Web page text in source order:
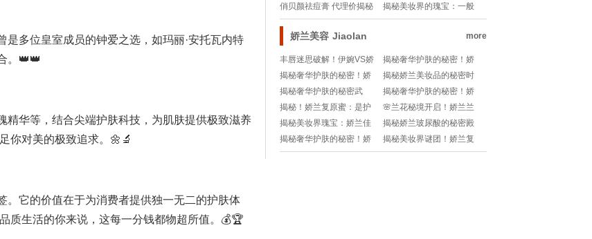
多位皇室成员的钟爱之选，如玛丽·安托瓦内特
。👑👑
精华等，结合尖端护肤科技，为肌肤提供极致滋养
你对美的极致追求。🌼🔬
。它的价值在于为消费者提供独一无二的护肤体
质生活的你来说，这每一分钱都物超所值。💰🏆
房护理新选择？!
润之王的秘密揭晓💧💖
俏贝颜祛痘膏 代理价揭秘
与商业机遇
揭秘美妆界的瑰宝：一般
化妆水，你的肌肤守护
娇兰美容 Jiaolan more
丰唇迷思破解！伊婉VS娇
兰，哪款唇膏才是你的秘
密武器？💄🔥
揭秘奢华护肤的秘密！娇
兰玻尿酸价格大揭秘💰💎
揭秘奢华护肤的秘密！娇
兰复原蜜的成分宝典💎💧
揭秘娇兰美妆品的秘密时
间线：生产日期解读指南
💎!
揭秘奢华护肤的秘密武
器：娇兰复原蜜的魔法成
分🔍!
揭秘奢华护肤的秘密！娇
兰玻尿酸价目表一览💖💰
揭秘！娇兰复原蜜：是护
肤救星还是潜在隐患？🤔
💖
🌸兰花秘境开启！娇兰兰
花油沙龙版，奢华护肤新
篇章🌹
揭秘美妆界瑰宝：娇兰佳
人官网账号全解析🔍👑
揭秘娇兰玻尿酸的秘密殿
堂：肌肤喝饱水的魔法地
图!
揭秘奢华护肤的秘密！娇
兰：法国玻尿酸传奇🌟
揭秘美妆界谜团！娇兰复
原蜜三代真假大曝光🔍!